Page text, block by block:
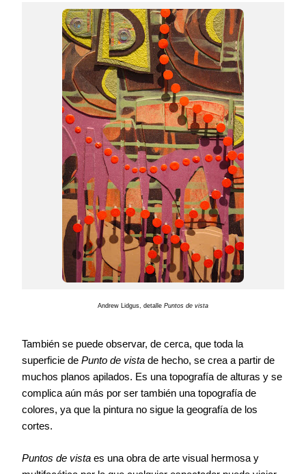
Andrew Lidgus, detalle Puntos de vista
También se puede observar, de cerca, que toda la
superficie de Punto de vista de hecho, se crea a partir de
muchos planos apilados. Es una topografía de alturas y se
complica aún más por ser también una topografía de
colores, ya que la pintura no sigue la geografía de los
cortes.
Puntos de vista es una obra de arte visual hermosa y